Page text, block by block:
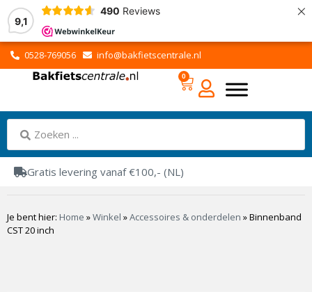
9,1
490 Reviews ×
0528-769056 info@bakfietscentrale.nl
0
Gratis levering vanaf €100,- (NL)
Je bent hier: Home »Winkel »Accessoires & onderdelen »Binnenband
CST 20 inch